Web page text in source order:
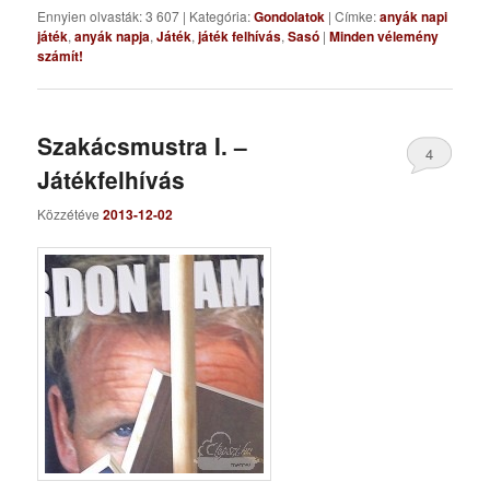
Ennyien olvasták: 3 607 | Kategória:Gondolatok |Címke:anyák napi
játék,anyák napja,Játék,játék felhívás,Sasó |Minden vélemény
számít!
Szakácsmustra I. –
Játékfelhívás
Közzétéve2013-12-02
4